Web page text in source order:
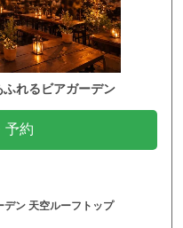
ふれるビアガーデン
予約
ン 天空ルーフトップ